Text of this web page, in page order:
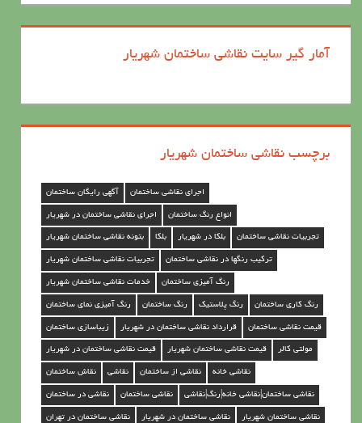
ق
ی
آمار گیر سایت نقاشی ساختمان شهریار
برچسب نقاشی ساختمان شهریار
آگهی رایگان ساختمان اجرای نقاشی ساختمان
اجرای نقاشی ساختمان در شهریار انواع رنگ ساختمان
بتونه نقاشی ساختمان شهریار بلکا بلکا در شهریار تجربیات نقاشی ساختمان
تجربیات نقاشی ساختمان شهریار ترکیب رنگها در نقاشی ساختمان
خدمات نقاشی ساختمان شهریار رنگ آمیزی ساختمان
رنگ آمیزی نمای ساختمان رنگ ساختمان رنگ پلاستیک رنگ کاری ساختمان
زیباسازی ساختمان قرارداد نقاشی ساختمان در شهریار قیمت نقاشی ساختمان
قیمت نقاشی ساختمان در شهریار قیمت نقاشی ساختمان شهریار مولتی کالر
نقاش ساختمان نقاشی نقاشی از ساختمان نقاشی خانه
نقاشی در ساختمان نقاشی ساختمان نقاشی ساختمان|نقاشی خانه|رنگ|نقاشی
نقاشی ساختمان در تهران نقاشی ساختمان در شهریار نقاشی ساختمان شهریار